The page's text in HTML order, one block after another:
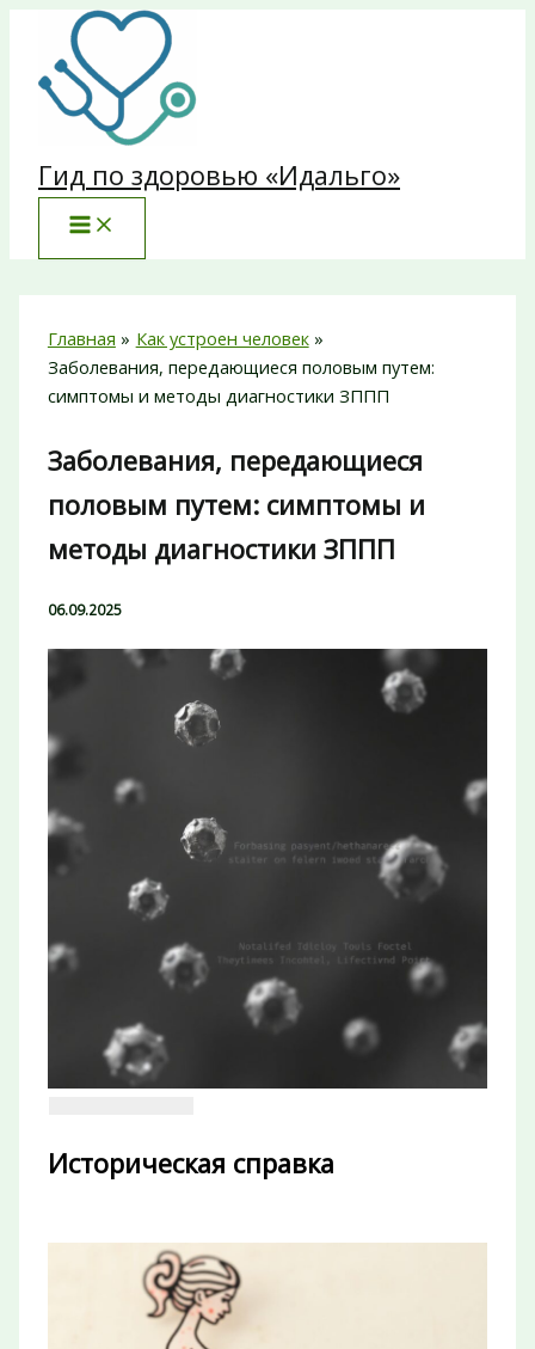
Перейти
содержимому
Гид по здоровью «Идальго»
Главная
Как устроен человек
Заболевания, передающиеся половым путем:
симптомы и методы диагностики ЗППП
Заболевания, передающиеся
половым путем: симптомы и
методы диагностики ЗППП
06.09.2025
Историческая справка